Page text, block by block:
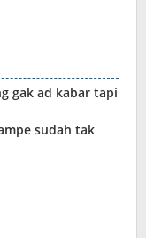
gak ad kabar tapi
sudah tak